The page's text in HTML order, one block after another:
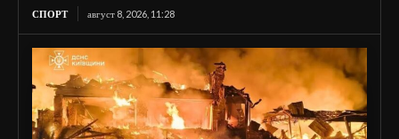
СПОРТ август 8, 2026, 11:28